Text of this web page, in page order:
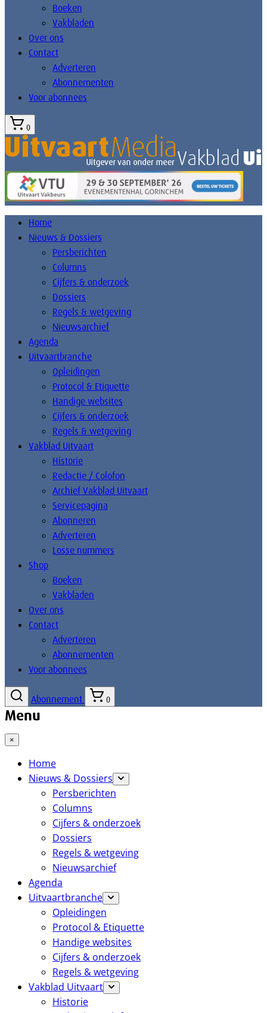
Boeken
Vakbladen
Over ons
Contact
Adverteren
Abonnementen
Voor abonnees
0
Home
Nieuws & Dossiers
Persberichten
Columns
Cijfers & onderzoek
Dossiers
Regels & wetgeving
Nieuwsarchief
Agenda
Uitvaartbranche
Opleidingen
Protocol & Etiquette
Handige websites
Cijfers & onderzoek
Regels & wetgeving
Vakblad Uitvaart
Historie
Redactie / Colofon
Archief Vakblad Uitvaart
Servicepagina
Abonneren
Adverteren
Losse nummers
Shop
Boeken
Vakbladen
Over ons
Contact
Adverteren
Abonnementen
Voor abonnees
Abonnement 0
Menu
×
Home
Nieuws & Dossiers
Persberichten
Columns
Cijfers & onderzoek
Dossiers
Regels & wetgeving
Nieuwsarchief
Agenda
Uitvaartbranche
Opleidingen
Protocol & Etiquette
Handige websites
Cijfers & onderzoek
Regels & wetgeving
Vakblad Uitvaart
Historie